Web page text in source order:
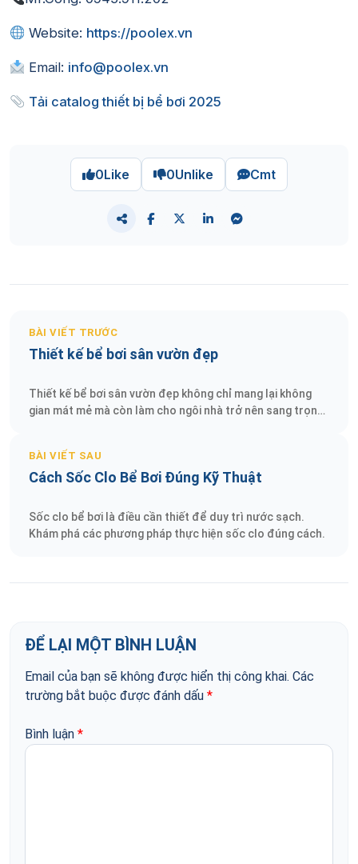
Website: https://poolex.vn
Email: info@poolex.vn
Tải catalog thiết bị bể bơi 2025
0Like 0Unlike Cmt
BÀI VIẾT TRƯỚC
Thiết kế bể bơi sân vườn đẹp
Thiết kế bể bơi sân vườn đẹp không chỉ mang lại không
gian mát mẻ mà còn làm cho ngôi nhà trở nên sang trọng
BÀI VIẾT SAU
Cách Sốc Clo Bể Bơi Đúng Kỹ Thuật
Sốc clo bể bơi là điều cần thiết để duy trì nước sạch.
Khám phá các phương pháp thực hiện sốc clo đúng cách.
ĐỂ LẠI MỘT BÌNH LUẬN
Email của bạn sẽ không được hiển thị công khai. Các
trường bắt buộc được đánh dấu *
Bình luận *